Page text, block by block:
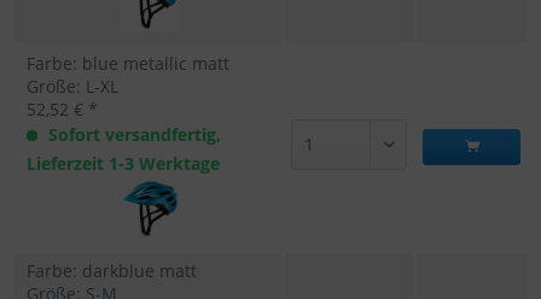
Farbe: blue metallic matt
Größe: L-XL
52,52 € *
Sofort versandfertig,
Lieferzeit 1-3 Werktage
Farbe: darkblue matt
Größe: S-M